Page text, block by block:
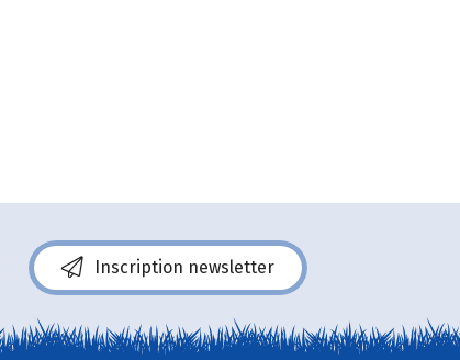
Inscription newsletter